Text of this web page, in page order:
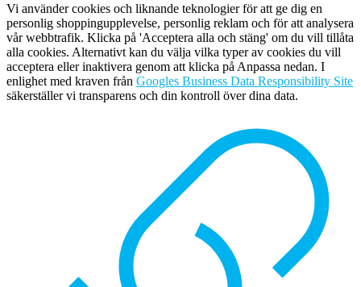
Vi använder cookies och liknande teknologier för att ge dig en
personlig shoppingupplevelse, personlig reklam och för att analysera
vår webbtrafik. Klicka på 'Acceptera alla och stäng' om du vill tillåta
alla cookies. Alternativt kan du välja vilka typer av cookies du vill
acceptera eller inaktivera genom att klicka på Anpassa nedan. I
enlighet med kraven från Googles Business Data Responsibility Site
säkerställer vi transparens och din kontroll över dina data.